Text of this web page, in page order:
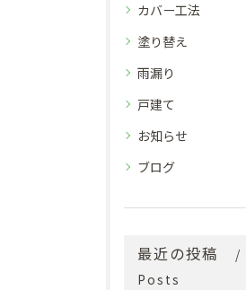
カバー工法
塗り替え
雨漏り
戸建て
お知らせ
ブログ
最近の投稿
Posts